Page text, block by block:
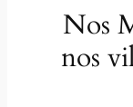
Nos
nos